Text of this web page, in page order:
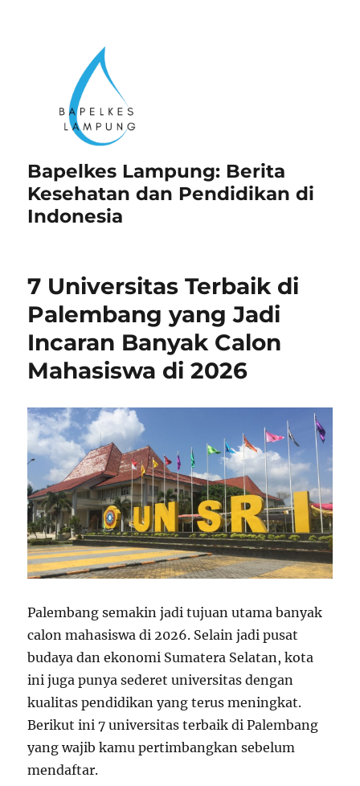
Bapelkes Lampung: Berita
Kesehatan dan Pendidikan di
Indonesia
7 Universitas Terbaik di
Palembang yang Jadi
Incaran Banyak Calon
Mahasiswa di 2026
Palembang semakin jadi tujuan utama banyak
calon mahasiswa di 2026. Selain jadi pusat
budaya dan ekonomi Sumatera Selatan, kota
ini juga punya sederet universitas dengan
kualitas pendidikan yang terus meningkat.
Berikut ini 7 universitas terbaik di Palembang
yang wajib kamu pertimbangkan sebelum
mendaftar.